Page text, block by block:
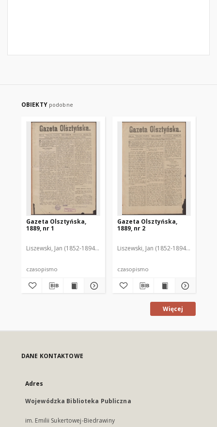
OBIEKTY podobne
Gazeta Olsztyńska,
1889, nr 1
Liszewski, Jan (1852-1894). Red.
czasopismo
Gazeta Olsztyńska,
1889, nr 2
Liszewski, Jan (1852-1894). Red.
czasopismo
Więcej
DANE KONTAKTOWE
Adres
Wojewódzka Biblioteka Publiczna
im. Emilii Sukertowej-Biedrawiny